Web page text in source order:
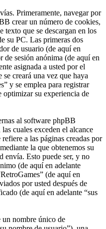
Primeramente, navegar por
crear un número de cookies,
texto que se descargan en los
su PC. Las primeras dos
de usuario (de aquí en
de sesión anónima (de aquí en
asignada a usted por el
creará una vez que haya
y se emplea para registrar
optimizar su experiencia de
al software phpBB
cuales exceden el alcance
a las páginas creadas por
la que obtenemos su
envía. Esto puede ser, y no
(de aquí en adelante
(de aquí en
por usted después de
(de aquí en adelante “sus
un nombre único de